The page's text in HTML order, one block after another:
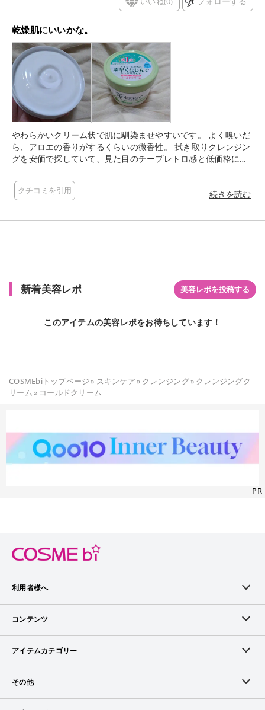
乾燥肌にいいかな。
やわらかいクリーム状で肌に馴染ませやすいです。 よく嗅いだ
ら、アロエの香りがするくらいの微香性。 拭き取りクレンジン
グを安価で探していて、見た目のチープレトロ感と低価格に惹
落ちたのと使用後に肌がつっぱらない所が良い。 ただ、洗顔し
ても、目元のペタペタ感が残るのは気になる。 拭き取り時にテ
ら、洗いながして使ってる。 目元のペタペタ感は気になるけ
クチコミを引用 続きを読む
新着美容レポ 美容レポを投稿する
このアイテムの美容レポをお待ちしています！
COSMEbiトップページ» スキンケア» クレンジング» クレンジングク
リーム» コールドクリーム
PR
利用者様へ
メンバーログイン
メンバー会員について
アイテム掲載リクエスト
コンテンツ
ランキング
ブランドから探す
アイテムカテゴリー
スキンケア
その他